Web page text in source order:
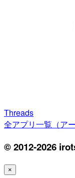
Threads
全アプリ一覧（ア
© 2012-2026
×